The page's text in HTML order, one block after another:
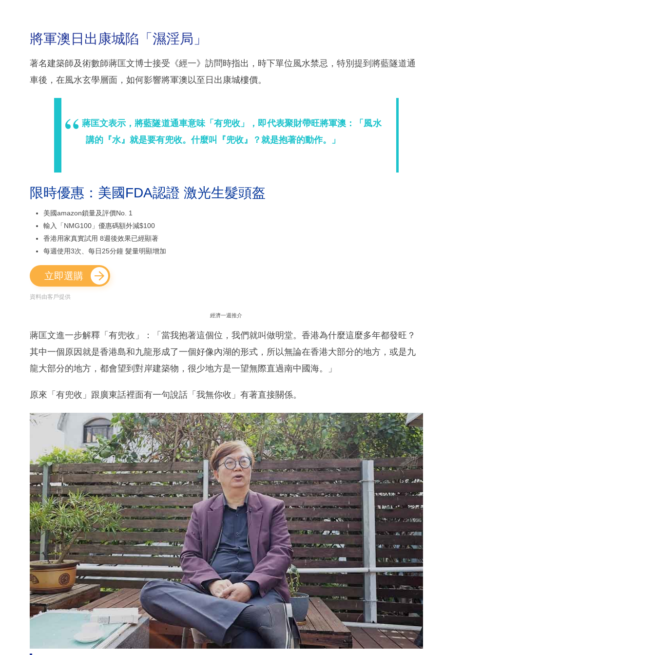
將軍澳日出康城陷「濕淫局」
著名建築師及術數師蔣匡文博士接受《經一》訪問時指出，時下單位風水禁忌，特別提到將藍隧道通
車後，在風水玄學層面，如何影響將軍澳以至日出康城樓價。
蔣匡文表示，將藍隧道通車意味「有兜收」，即代表聚財帶旺將軍澳：「風水
講的『水』就是要有兜收。什麼叫『兜收』？就是抱著的動作。」
限時優惠：美國FDA認證 激光生髮頭盔
美國amazon鎖量及評價No. 1
輸入「NMG100」優惠碼額外減$100
香港用家真實試用 8週後效果已經顯著
每週使用3次、每日25分鐘 髮量明顯增加
立即選購
資料由客戶提供
經濟一週推介
蔣匡文進一步解釋「有兜收」：「當我抱著這個位，我們就叫做明堂。香港為什麼這麼多年都發旺？
其中一個原因就是香港島和九龍形成了一個好像內湖的形式，所以無論在香港大部分的地方，或是九
龍大部分的地方，都會望到對岸建築物，很少地方是一望無際直過南中國海。」
原來「有兜收」跟廣東話裡面有一句說話「我無你收」有著直接關係。